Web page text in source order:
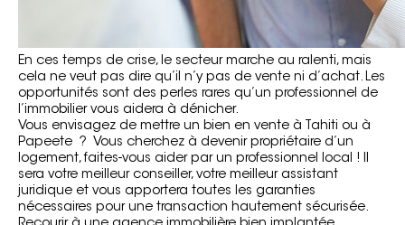
En ces temps de crise, le secteur marche au ralenti, mais
cela ne veut pas dire qu’il n’y pas de vente ni d’achat. Les
opportunités sont des perles rares qu’un professionnel de
l’immobilier vous aidera à dénicher.
Vous envisagez de mettre un bien en vente à Tahiti ou à
Papeete ? Vous cherchez à devenir propriétaire d’un
logement, faites-vous aider par un professionnel local ! Il
sera votre meilleur conseiller, votre meilleur assistant
juridique et vous apportera toutes les garanties
nécessaires pour une transaction hautement sécurisée.